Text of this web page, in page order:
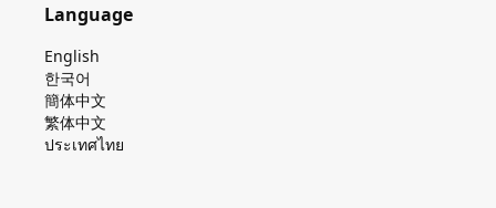
Language
English
한국어
簡体中文
繁体中文
ประเทศไทย